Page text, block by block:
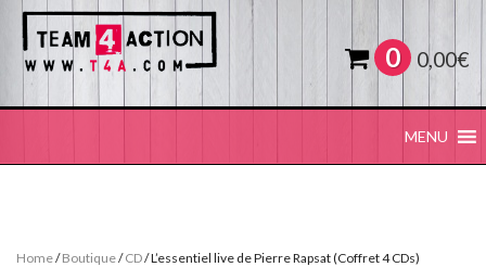
MENU
0 0,00€
Home/Boutique/CD/ L’essentiel live de Pierre Rapsat (Coffret 4 CDs)